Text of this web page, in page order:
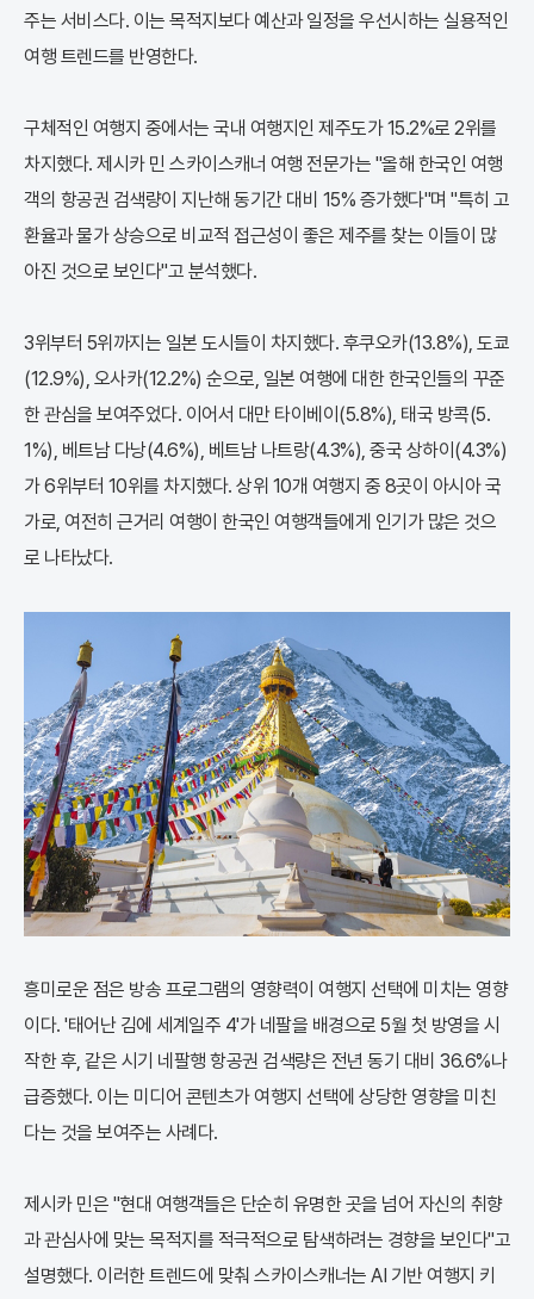
주는 서비스다. 이는 목적지보다 예산과 일정을 우선시하는 실용적인
여행 트렌드를 반영한다.
구체적인 여행지 중에서는 국내 여행지인 제주도가 15.2%로 2위를
차지했다. 제시카 민 스카이스캐너 여행 전문가는 "올해 한국인 여행
객의 항공권 검색량이 지난해 동기간 대비 15% 증가했다"며 "특히 고
환율과 물가 상승으로 비교적 접근성이 좋은 제주를 찾는 이들이 많
아진 것으로 보인다"고 분석했다.
3위부터 5위까지는 일본 도시들이 차지했다. 후쿠오카(13.8%), 도쿄
(12.9%), 오사카(12.2%) 순으로, 일본 여행에 대한 한국인들의 꾸준
한 관심을 보여주었다. 이어서 대만 타이베이(5.8%), 태국 방콕(5.
1%), 베트남 다낭(4.6%), 베트남 나트랑(4.3%), 중국 상하이(4.3%)
가 6위부터 10위를 차지했다. 상위 10개 여행지 중 8곳이 아시아 국
가로, 여전히 근거리 여행이 한국인 여행객들에게 인기가 많은 것으
로 나타났다.
흥미로운 점은 방송 프로그램의 영향력이 여행지 선택에 미치는 영향
이다. '태어난 김에 세계일주 4'가 네팔을 배경으로 5월 첫 방영을 시
작한 후, 같은 시기 네팔행 항공권 검색량은 전년 동기 대비 36.6%나
급증했다. 이는 미디어 콘텐츠가 여행지 선택에 상당한 영향을 미친
다는 것을 보여주는 사례다.
제시카 민은 "현대 여행객들은 단순히 유명한 곳을 넘어 자신의 취향
과 관심사에 맞는 목적지를 적극적으로 탐색하려는 경향을 보인다"고
설명했다. 이러한 트렌드에 맞춰 스카이스캐너는 AI 기반 여행지 키